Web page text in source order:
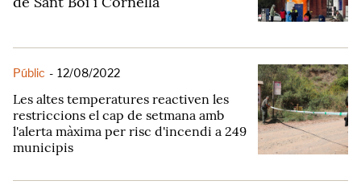
Públic - 12/08/2022
Les altes temperatures reactiven les
restriccions el cap de setmana amb
l'alerta màxima per risc d'incendi a 249
municipis